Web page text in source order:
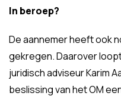
In beroep?
De aannemer heeft ook
gekregen. Daarover
juridisch adviseur Karim
beslissing van het OM